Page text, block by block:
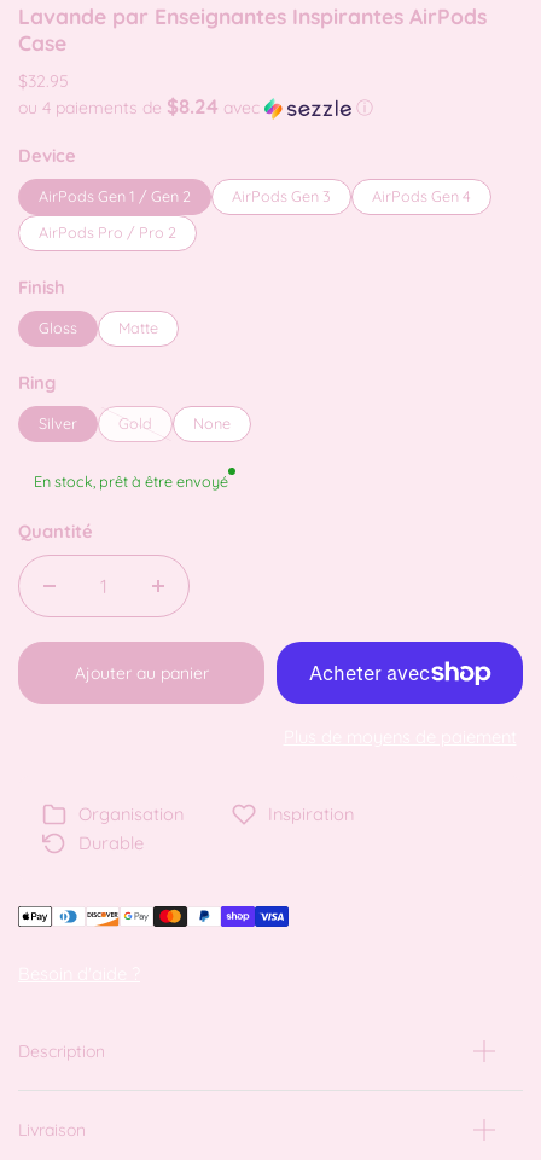
Lavande par Enseignantes Inspirantes AirPods
Case
$32.95
ou 4 paiements de $8.24 avec ⓘ
Device
AirPods Gen 1 / Gen 2 AirPods Gen 3
AirPods Gen 4
AirPods Pro / Pro 2
Finish
Gloss Matte
Ring
Silver Gold None
En stock, prêt à être envoyé
Quantité
Ajouter au panier
Organisation
Inspiration
Durable
Description
Livraison